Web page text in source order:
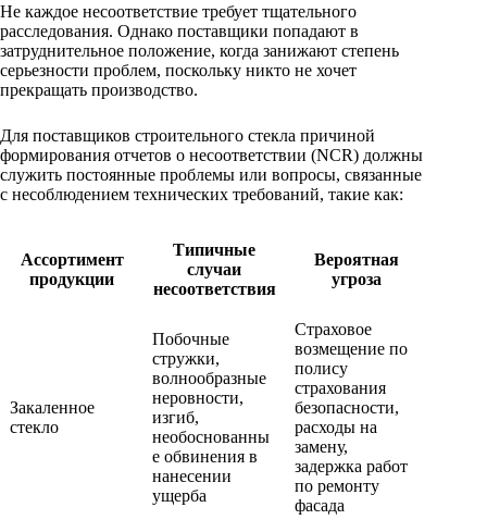
Не каждое несоответствие требует тщательного
расследования. Однако поставщики попадают в
затруднительное положение, когда занижают степень
серьезности проблем, поскольку никто не хочет
прекращать производство.
Для поставщиков строительного стекла причиной
формирования отчетов о несоответствии (NCR) должны
служить постоянные проблемы или вопросы, связанные
с несоблюдением технических требований, такие как:
Ассортимент
продукции
Типичные
случаи
несоответствия
Вероятная
угроза
Закаленное
стекло
Побочные
стружки,
волнообразные
неровности,
изгиб,
необоснованны
е обвинения в
нанесении
ущерба
Страховое
возмещение по
полису
страхования
безопасности,
расходы на
замену,
задержка работ
по ремонту
фасада